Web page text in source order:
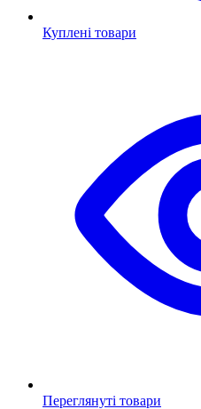
Куплені товари
Переглянуті товари